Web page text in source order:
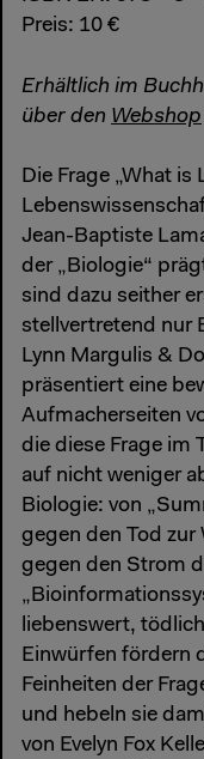
Preis: 10 €
Erhältlich im
über den Webshop
Die Frage „What is
Jean-Baptiste
der „Biologie“
sind dazu seither
stellvertretend nur
Lynn Margulis &
präsentiert eine
Aufmacherseiten
die diese Frage im
auf nicht weniger
Biologie: von
gegen den Tod zur
gegen den Strom
liebenswert,
Einwürfen fördern
Feinheiten der
und hebeln sie
von Evelyn Fox